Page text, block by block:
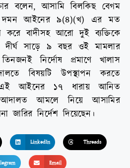
বলেন, আসামি বিলকিছ বেগম
দমন আইনের ৯(৪)(খ) এর মত
করে বাদীসহ আরো দুই ব্যক্তিকে
দীর্ঘ সাড়ে ৯ বছর ওই মামলার
নির্দোষ প্রমাণে খালাস
বিষয়টি উপস্থাপন করতে
আইনের ১৭ ধারায় আনিত
আমলে নিয়ে আসামির
জারির নির্দেশ দিয়েছেন।
LinkedIn Threads
Email